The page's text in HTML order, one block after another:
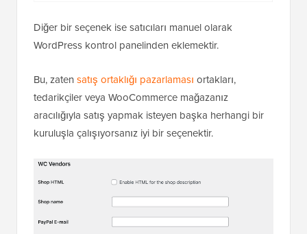
Diğer bir seçenek ise satıcıları manuel olarak
WordPress kontrol panelinden eklemektir.
Bu, zaten satış ortaklığı pazarlaması ortakları,
tedarikçiler veya WooCommerce mağazanız
aracılığıyla satış yapmak isteyen başka herhangi bir
kuruluşla çalışıyorsanız iyi bir seçenektir.